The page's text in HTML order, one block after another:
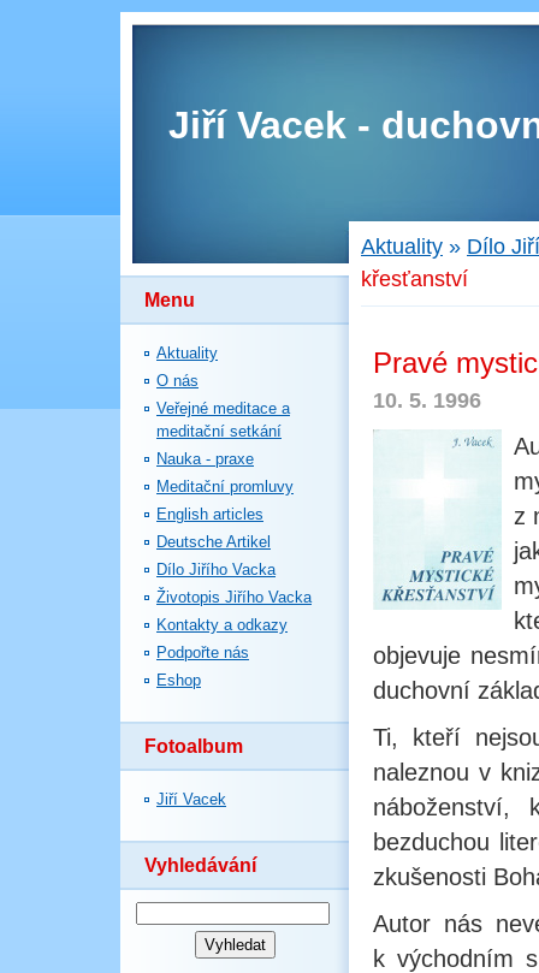
Jiří Vacek -
Menu
Aktuality
O nás
Veřejné meditace a
meditační setkání
Nauka - praxe
Meditační promluvy
English articles
Deutsche Artikel
Dílo Jiřího Vacka
Životopis Jiřího Vacka
Kontakty a odkazy
Podpořte nás
Eshop
Fotoalbum
Jiří Vacek
Vyhledávání
Aktuality » Dílo
křesťanství
Pravé
10. 5. 1996
z
objevuje
duchovní
Ti, kteří
naleznou v
náboženství,
bezduchou
zkušenosti
Autor nás
k východním